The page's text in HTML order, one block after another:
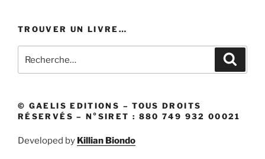
TROUVER UN LIVRE…
pour
© GAELIS EDITIONS – TOUS DROITS
RÉSERVÉS – N°SIRET : 880 749 932 00021
Developed by Killian Biondo